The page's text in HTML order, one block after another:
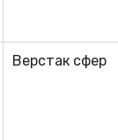
Верстак сфер